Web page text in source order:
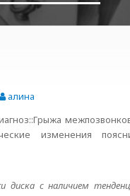
алина
изменения
диска с наличием